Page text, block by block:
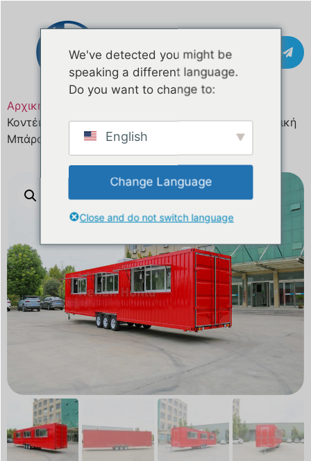
Επικοινωνία
Αρχική σελίδα
Κοντέινερ 36 ποδιών με Προσαρμοσμένη Μεταφορική
Μπάρα
We've detected you might be
speaking a different language.
Do you want to change to:
English
Change Language
Close and do not switch language